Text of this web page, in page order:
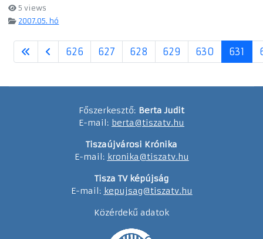
5 views
2007.05. hó
626 627 628 629 630 631
Főszerkesztő: Berta Judit
E-mail: berta@tiszatv.hu
Tiszaújvárosi Krónika
E-mail: kronika@tiszatv.hu
Tisza TV képújság
E-mail: kepujsag@tiszatv.hu
Közérdekű adatok